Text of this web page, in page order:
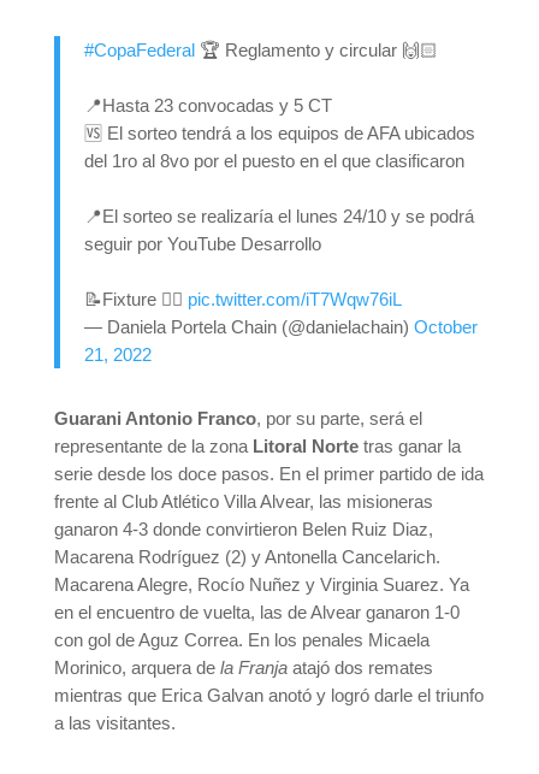
#CopaFederal🏆 Reglamento y circular 🙌🏻
📍Hasta 23 convocadas y 5 CT
🆚 El sorteo tendrá a los equipos de AFA ubicados
del 1ro al 8vo por el puesto en el que clasificaron
📍El sorteo se realizaría el lunes 24/10 y se podrá
seguir por YouTube Desarrollo
📝Fixture 👇🏻 pic.twitter.com/iT7Wqw76iL
— Daniela Portela Chain (@danielachain) October
21, 2022
Guarani Antonio Franco, por su parte, será el
representante de la zona Litoral Nortetras ganar la
serie desde los doce pasos. En el primer partido de ida
frente al Club Atlético Villa Alvear, las misioneras
ganaron 4-3 donde convirtieron Belen Ruiz Diaz,
Macarena Rodríguez (2) y Antonella Cancelarich.
Macarena Alegre, Rocío Nuñez y Virginia Suarez. Ya
en el encuentro de vuelta, las de Alvear ganaron 1-0
con gol de Aguz Correa. En los penales Micaela
Morinico, arquera de la Franjaatajó dos remates
mientras que Erica Galvan anotó y logró darle el triunfo
a las visitantes.